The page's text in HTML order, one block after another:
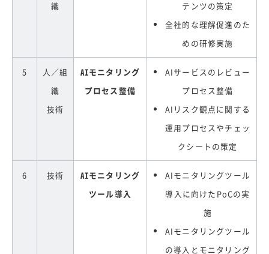
織
テンツの策定
全社的な理解促進のた
めの研修実施
5
人／組
織
技術
AIモニタリング
プロセス整備
AIサービスのレビュー
プロセス整備
AIリスク観点に関する
運用プロセスやチェッ
クシートの策定
6 技術
AIモニタリング
ツール導入
AIモニタリングツール
導入に向けたPoCの実
施
AIモニタリングツール
の導入とモニタリング